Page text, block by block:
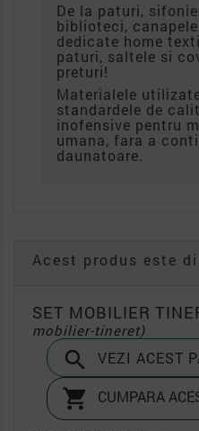
De la paturi,
biblioteci,
dedicate home
paturi, saltele si
preturi!
Materialele
standardele de
inofensive pentru
umana, fara a
daunatoare.
Acest produs este
SET MOBILIER
mobilier-tineret)
 VEZI ACEST
 CUMPARA